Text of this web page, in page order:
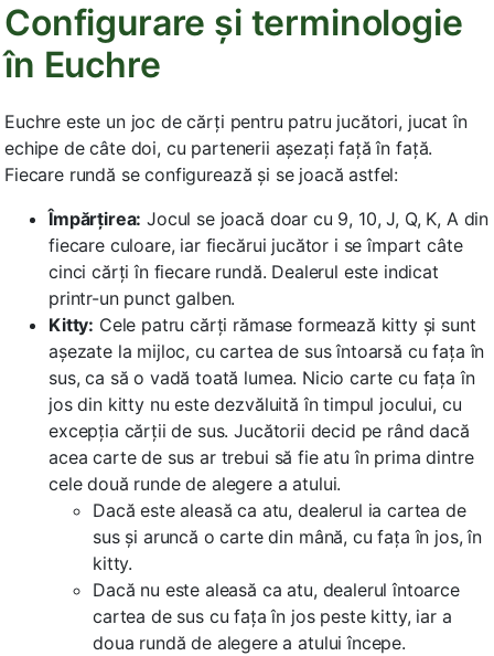
Configurare și terminologie
în Euchre
Euchre este un joc de cărți pentru patru jucători, jucat în
echipe de câte doi, cu partenerii așezați față în față.
Fiecare rundă se configurează și se joacă astfel:
Împărțirea: Jocul se joacă doar cu 9, 10, J, Q, K, A din
fiecare culoare, iar fiecărui jucător i se împart câte
cinci cărți în fiecare rundă. Dealerul este indicat
printr-un punct galben.
Kitty: Cele patru cărți rămase formează kitty și sunt
așezate la mijloc, cu cartea de sus întoarsă cu fața în
sus, ca să o vadă toată lumea. Nicio carte cu fața în
jos din kitty nu este dezvăluită în timpul jocului, cu
excepția cărții de sus. Jucătorii decid pe rând dacă
acea carte de sus ar trebui să fie atu în prima dintre
cele două runde de alegere a atului.
Dacă este aleasă ca atu, dealerul ia cartea de
sus și aruncă o carte din mână, cu fața în jos, în
kitty.
Dacă nu este aleasă ca atu, dealerul întoarce
cartea de sus cu fața în jos peste kitty, iar a
doua rundă de alegere a atului începe.